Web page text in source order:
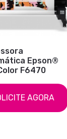
Epson®
F6470
AGORA